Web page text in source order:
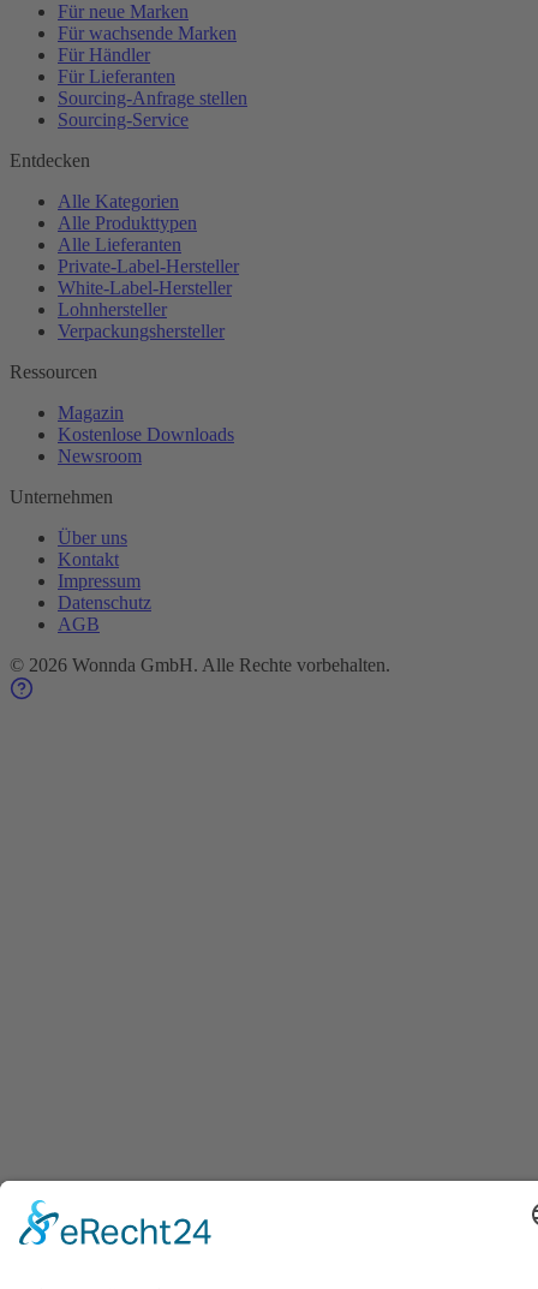
Für neue Marken
Für wachsende Marken
Für Händler
Für Lieferanten
Sourcing-Anfrage stellen
Sourcing-Service
Entdecken
Alle Kategorien
Alle Produkttypen
Alle Lieferanten
Private-Label-Hersteller
White-Label-Hersteller
Lohnhersteller
Verpackungshersteller
Ressourcen
Magazin
Kostenlose Downloads
Newsroom
Unternehmen
Über uns
Kontakt
Impressum
Datenschutz
AGB
© 2026 Wonnda GmbH. Alle Rechte vorbehalten.